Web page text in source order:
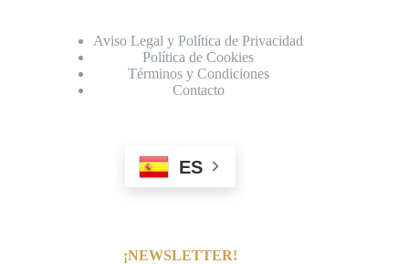
Aviso Legal y Política de Privacidad
Política de Cookies
Términos y Condiciones
Contacto
ES
¡NEWSLETTER!